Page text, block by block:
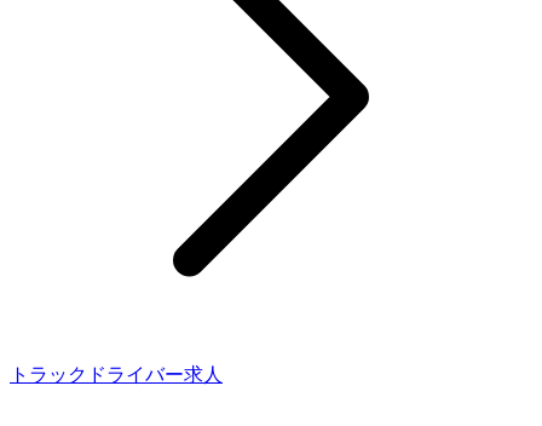
トラックドライバー求人